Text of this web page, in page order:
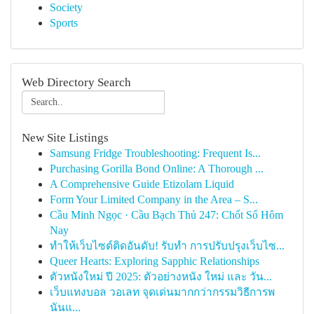
Society
Sports
Web Directory Search
New Site Listings
Samsung Fridge Troubleshooting: Frequent Is...
Purchasing Gorilla Bond Online: A Thorough ...
A Comprehensive Guide Etizolam Liquid
Form Your Limited Company in the Area – S...
Cầu Minh Ngọc · Cầu Bạch Thủ 247: Chốt Số Hôm
Nay
ทำให้เว็บไซต์ติดอันดับ! รับทำ การปรับปรุงเว็บไซ...
Queer Hearts: Exploring Sapphic Relationships
ตัวหนังใหม่ ปี 2025: ตัวอย่างหนัง ใหม่ และ วัน...
เว็บแทงบอล วอเลท จุดเด่นมากกว่ากรรมวิธีการพ
นันแ...